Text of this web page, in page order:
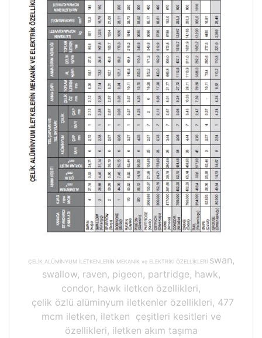
ÇELİK ALÜMİNYUM İLETKENLERİN MEKANİK ve ELEKTRİKİ ÖZELLİKLERİ
swan,
swallow, raven, pigeon, partridge, hawk,
condor, hawk iletken özellikleri,
çelik özlü alüminyum iletkenler özellikleri, 477
mcm iletken, iletken çeşitleri kesitleri ve
özellikleri, iletken akım taşıma